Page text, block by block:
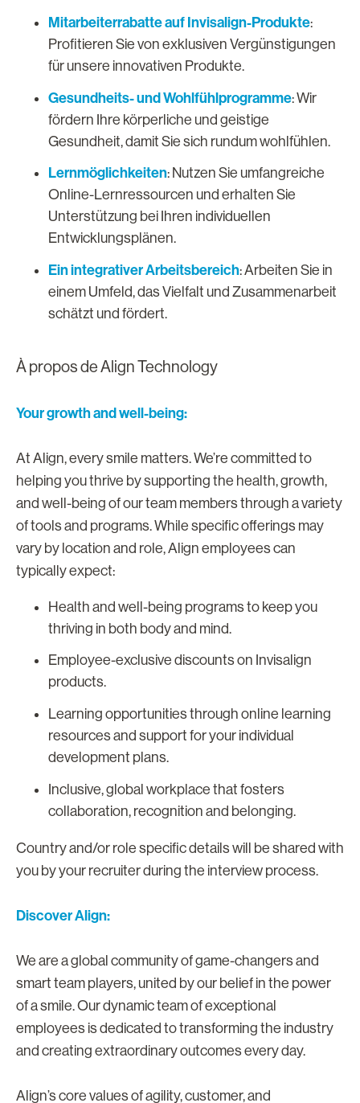
Mitarbeiterrabatte auf Invisalign-Produkte:
Profitieren Sie von exklusiven Vergünstigungen
für unsere innovativen Produkte.
Gesundheits- und Wohlfühlprogramme: Wir
fördern Ihre körperliche und geistige
Gesundheit, damit Sie sich rundum wohlfühlen.
Lernmöglichkeiten: Nutzen Sie umfangreiche
Online-Lernressourcen und erhalten Sie
Unterstützung bei Ihren individuellen
Entwicklungsplänen.
Ein integrativer Arbeitsbereich: Arbeiten Sie in
einem Umfeld, das Vielfalt und Zusammenarbeit
schätzt und fördert.
À propos de Align Technology
Your growth and well-being:
At Align, every smile matters. We’re committed to
helping you thrive by supporting the health, growth,
and well-being of our team members through a variety
of tools and programs. While specific offerings may
vary by location and role, Align employees can
typically expect:
Health and well-being programs to keep you
thriving in both body and mind.
Employee-exclusive discounts on Invisalign
products.
Learning opportunities through online learning
resources and support for your individual
development plans.
Inclusive, global workplace that fosters
collaboration, recognition and belonging.
Country and/or role specific details will be shared with
you by your recruiter during the interview process.
Discover Align:
We are a global community of game-changers and
smart team players, united by our belief in the power
of a smile. Our dynamic team of exceptional
employees is dedicated to transforming the industry
and creating extraordinary outcomes every day.
Align’s core values of agility, customer, and